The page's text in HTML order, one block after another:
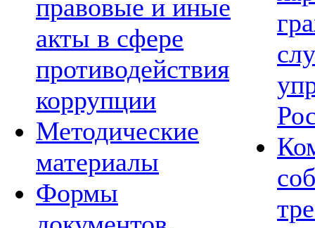
правовые и иные
акты в сфере
противодействия
коррупции
Методические
материалы
Формы